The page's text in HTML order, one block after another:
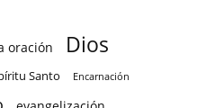
oración Dios
Santo Encarnación